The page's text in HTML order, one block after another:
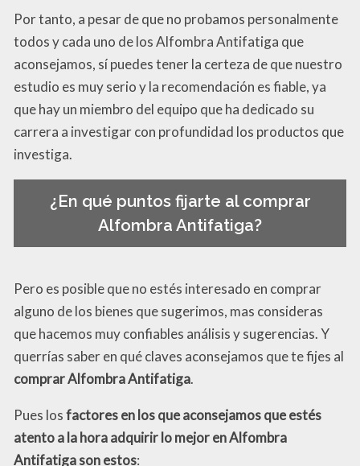
Por tanto, a pesar de que no probamos personalmente
todos y cada uno de los Alfombra Antifatiga que
aconsejamos, sí puedes tener la certeza de que nuestro
estudio es muy serio y la recomendación es fiable, ya
que hay un miembro del equipo que ha dedicado su
carrera a investigar con profundidad los productos que
investiga.
¿En qué puntos fijarte al comprar
Alfombra Antifatiga?
Pero es posible que no estés interesado en comprar
alguno de los bienes que sugerimos, mas consideras
que hacemos muy confiables análisis y sugerencias. Y
querrías saber en qué claves aconsejamos que te fijes al
comprar Alfombra Antifatiga.
Pues losfactores en los que aconsejamos que estés
atento a la hora adquirir lo mejor en Alfombra
Antifatiga son estos: